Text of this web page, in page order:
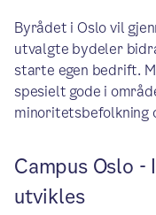
Byrådet i Oslo vil
utvalgte bydeler
starte egen bedrift.
spesielt gode i
minoritetsbefolkning
Campus Oslo
utvikles